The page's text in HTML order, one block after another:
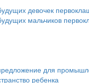
девочек
мальчиков
для
ребенка